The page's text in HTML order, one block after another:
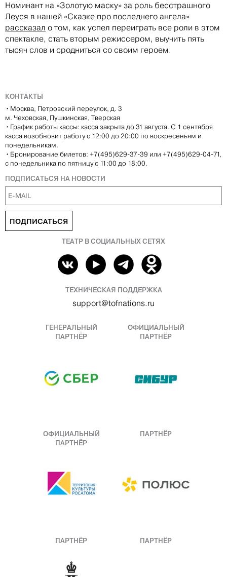
Номинант на «Золотую маску» за роль бесстрашного
Леуся в нашей «Сказке про последнего ангела»
рассказал о том, как успел переиграть все роли в этом
спектакле, стать вторым режиссером, выучить пять
тысяч слов и сродниться со своим героем.
КОНТАКТЫ
• Москва, Петровский переулок, д. 3
м. Чеховская, Пушкинская, Тверская
• График работы кассы: касса закрыта до 31 августа. С 1 сентября
касса возобновит работу с 12:00 до 20:00 по воскресеньям и
понедельникам.
• Бронирование билетов: +7(495)629-37-39 или +7(495)629-04-71,
с понедельника по пятницу с 11:00 до 18:00.
ПОДПИСАТЬСЯ НА НОВОСТИ
ПОДПИСАТЬСЯ
ТЕАТР В СОЦИАЛЬНЫХ СЕТЯХ
ТЕХНИЧЕСКАЯ ПОДДЕРЖКА
support@tofnations.ru
ГЕНЕРАЛЬНЫЙ
ПАРТНЁР
ОФИЦИАЛЬНЫЙ
ПАРТНЁР
ОФИЦИАЛЬНЫЙ
ПАРТНЁР
ПАРТНЁР
ПАРТНЁР ПАРТНЁР